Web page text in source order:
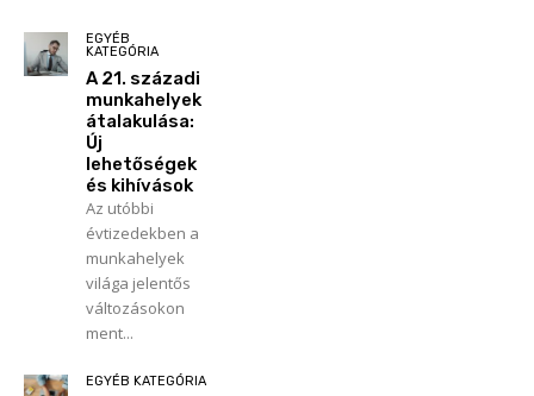
EGYÉB
KATEGÓRIA
A 21. századi
munkahelyek
átalakulása:
Új
lehetőségek
és kihívások
Az utóbbi
évtizedekben a
munkahelyek
világa jelentős
változásokon
ment...
EGYÉB KATEGÓRIA